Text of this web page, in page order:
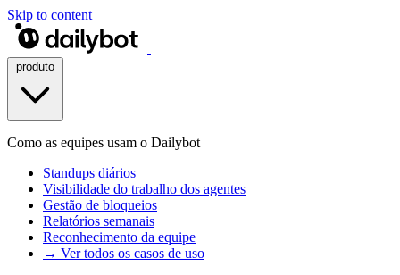
Skip to content
Como as equipes usam o Dailybot
Standups diários
Visibilidade do trabalho dos agentes
Gestão de bloqueios
Relatórios semanais
Reconhecimento da equipe
→ Ver todos os casos de uso